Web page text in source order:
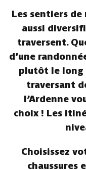
Les sentiers
aussi
traversent.
d’une
plutôt le long
traversant
l’Ardenne
choix ! Les
Choisissez
chaussures